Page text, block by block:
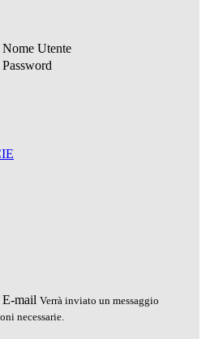
Nome Utente
Password
E-mail Verrà inviato un messaggio
necessarie.